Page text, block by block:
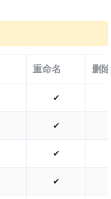
重命名 删除
✔
✔
✔
✔